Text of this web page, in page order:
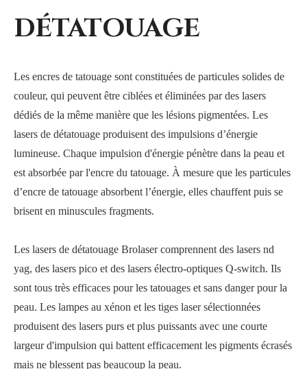
DÉTATOUAGE
Les encres de tatouage sont constituées de particules solides de
couleur, qui peuvent être ciblées et éliminées par des lasers
dédiés de la même manière que les lésions pigmentées. Les
lasers de détatouage produisent des impulsions d’énergie
lumineuse. Chaque impulsion d'énergie pénètre dans la peau et
est absorbée par l'encre du tatouage. À mesure que les particules
d’encre de tatouage absorbent l’énergie, elles chauffent puis se
brisent en minuscules fragments.
Les lasers de détatouage Brolaser comprennent des lasers nd
yag, des lasers pico et des lasers électro-optiques Q-switch. Ils
sont tous très efficaces pour les tatouages ​​et sans danger pour la
peau. Les lampes au xénon et les tiges laser sélectionnées
produisent des lasers purs et plus puissants avec une courte
largeur d'impulsion qui battent efficacement les pigments écrasés
mais ne blessent pas beaucoup la peau.